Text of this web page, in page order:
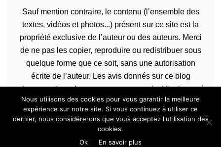
Sauf mention contraire, le contenu (l’ensemble des
textes, vidéos et photos...) présent sur ce site est la
propriété exclusive de l’auteur ou des auteurs. Merci
de ne pas les copier, reproduire ou redistribuer sous
quelque forme que ce soit, sans une autorisation
écrite de l’auteur. Les avis donnés sur ce blog
n’engagent que la propre personne qu'est l'auteur qui
les rédige.
Copyrights Bien dans sa peau © 2013-2020 Tous droits réservés
Nous utilisons des cookies pour vous garantir la meilleure
expérience sur notre site. Si vous continuez à utiliser ce
dernier, nous considérerons que vous acceptez l'utilisation des
cookies.
Ok
En savoir plus